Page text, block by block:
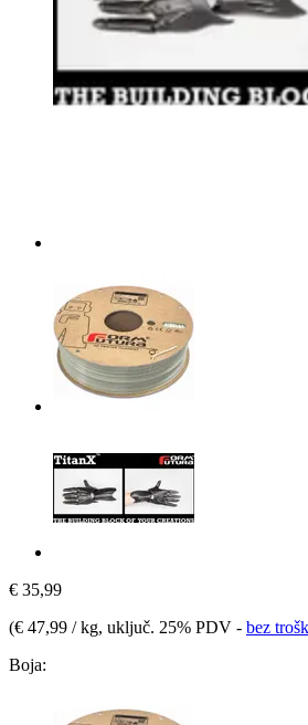
€ 35,99
(€ 47,99 / kg, uključ. 25% PDV - bez
Boja: